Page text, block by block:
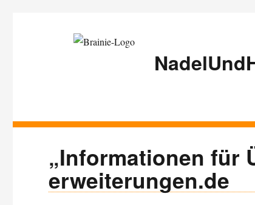
„Informationen für
erweiterungen.de